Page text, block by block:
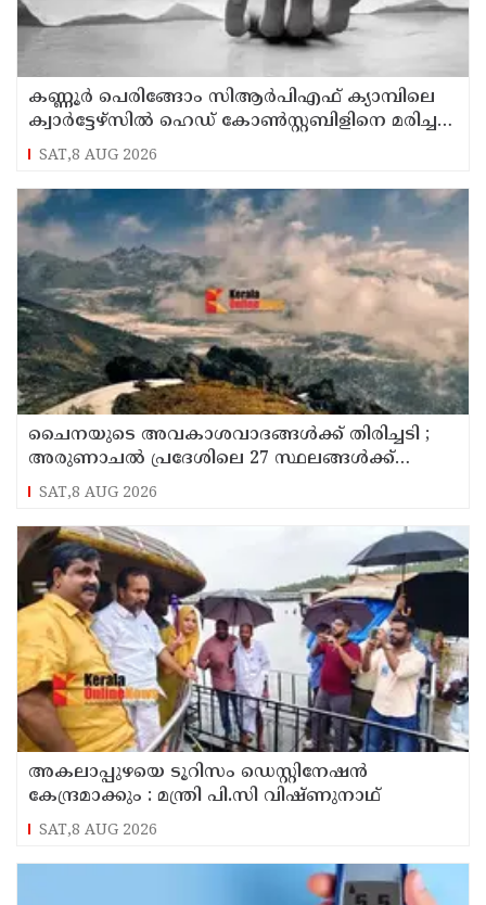
കണ്ണൂര്‍ പെരിങ്ങോം സിആര്‍പിഎഫ് ക്യാമ്പിലെ
ക്വാര്‍ട്ടേഴ്സില്‍ ഹെഡ് കോണ്‍സ്റ്റബിളിനെ മരിച്ച
നിലയില്‍ കണ്ടെത്തി
SAT,8 AUG 2026
ചൈനയുടെ അവകാശവാദങ്ങൾക്ക് തിരിച്ചടി ;
അരുണാചൽ പ്രദേശിലെ 27 സ്ഥലങ്ങൾക്ക്
ഔദ്യോഗിക പേരുകൾ നൽകി ഇന്ത്യ
SAT,8 AUG 2026
അകലാപ്പുഴയെ ടൂറിസം ഡെസ്റ്റിനേഷന്‍
കേന്ദ്രമാക്കും : മന്ത്രി പി.സി വിഷ്ണുനാഥ്
SAT,8 AUG 2026